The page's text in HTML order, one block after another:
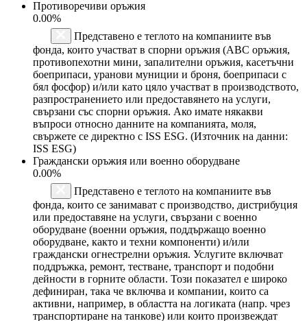
Противоречиви оръжия
0.00%
Представено е теглото на компаниите във
фонда, които участват в спорни оръжия (ABC оръжия,
противопехотни мини, запалителни оръжия, касетъчни
боеприпаси, уранови муниции и броня, боеприпаси с
бял фосфор) и/или като цяло участват в производството,
разпространението или предоставянето на услуги,
свързани със спорни оръжия. Ако имате някакви
въпроси относно данните на компанията, моля,
свържете се директно с ISS ESG. (Източник на данни:
ISS ESG)
Граждански оръжия или военно оборудване
0.00%
Представено е теглото на компаниите във
фонда, които се занимават с производство, дистрибуция
или предоставяне на услуги, свързани с военно
оборудване (военни оръжия, поддържащо военно
оборудване, както и техни компоненти) и/или
граждански огнестрелни оръжия. Услугите включват
поддръжка, ремонт, тестване, транспорт и подобни
дейности в горните области. Този показател е широко
дефиниран, така че включва и компании, които са
активни, например, в областта на логиката (напр. чрез
транспортиране на танкове) или които произвеждат